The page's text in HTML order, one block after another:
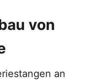
von
an